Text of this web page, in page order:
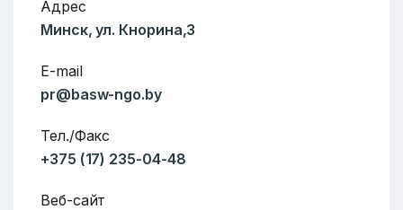
Адрес
Минск, ул. Кнорина,3
E-mail
pr@basw-ngo.by
Тел./Факс
+375 (17) 235-04-48
Веб-сайт